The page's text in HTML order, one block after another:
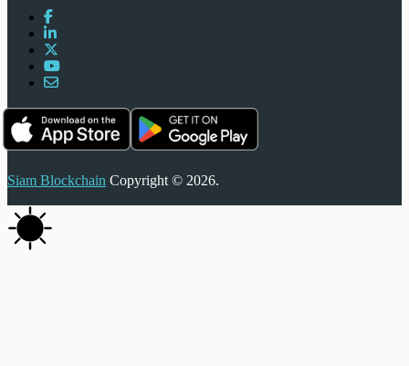
Siam Blockchain Copyright © 2026.